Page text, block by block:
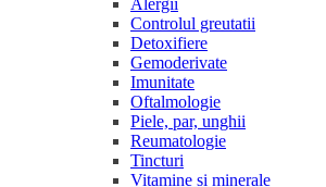
Alergii
Controlul greutatii
Detoxifiere
Gemoderivate
Imunitate
Oftalmologie
Piele, par, unghii
Reumatologie
Tincturi
Vitamine si minerale